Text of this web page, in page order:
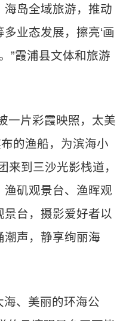
海岛全域旅游，推动
业态发展，擦亮‘画
”霞浦县文体和旅游
一片彩霞映照，太美
的渔船，为滨海小
到三沙光影栈道，
矶观景台、渔晖观
台，摄影爱好者以
潮声，静享绚丽海
、美丽的环海公